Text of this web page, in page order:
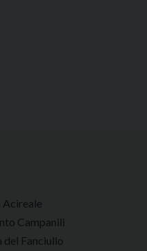
Campanili
del Fanciullo